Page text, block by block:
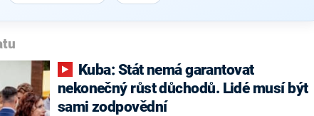
nekonečný růst důchodů. Lidé musí být
sami zodpovědní